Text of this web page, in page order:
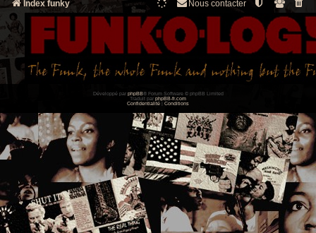
Index funky Nous contacter
Développé par phpBB® Forum Software © phpBB Limited
Traduit par phpBB-fr.com
Confidentialité | Conditions